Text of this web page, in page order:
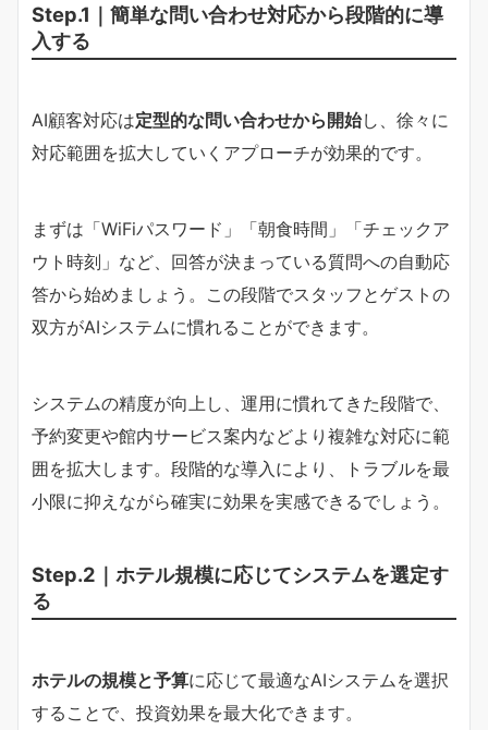
Step.1｜簡単な問い合わせ対応から段階的に導
入する
AI顧客対応は定型的な問い合わせから開始し、徐々に
対応範囲を拡大していくアプローチが効果的です。
まずは「WiFiパスワード」「朝食時間」「チェックア
ウト時刻」など、回答が決まっている質問への自動応
答から始めましょう。この段階でスタッフとゲストの
双方がAIシステムに慣れることができます。
システムの精度が向上し、運用に慣れてきた段階で、
予約変更や館内サービス案内などより複雑な対応に範
囲を拡大します。段階的な導入により、トラブルを最
小限に抑えながら確実に効果を実感できるでしょう。
Step.2｜ホテル規模に応じてシステムを選定す
る
ホテルの規模と予算に応じて最適なAIシステムを選択
することで、投資効果を最大化できます。